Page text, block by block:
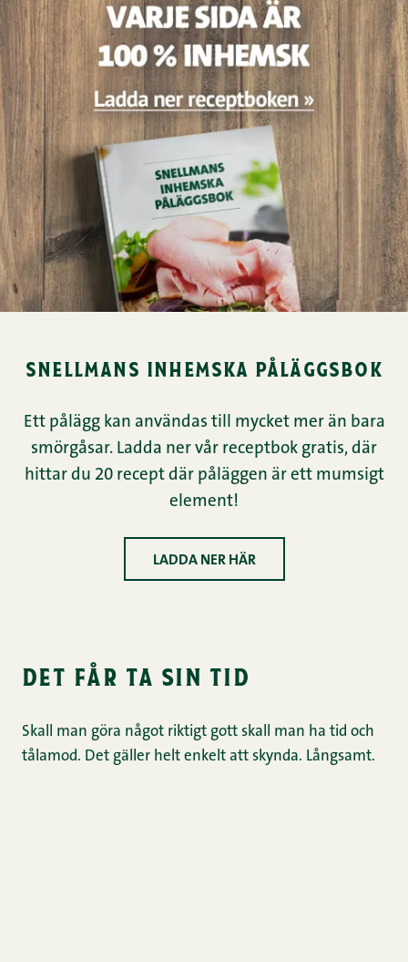
snellmans inhemska påläggsbok
Ett pålägg kan användas till mycket mer än bara
smörgåsar. Ladda ner vår receptbok gratis, där
hittar du 20 recept där påläggen är ett mumsigt
element!
LADDA NER HÄR
det får ta sin tid
Skall man göra något riktigt gott skall man ha tid och
tålamod. Det gäller helt enkelt att skynda. Långsamt.